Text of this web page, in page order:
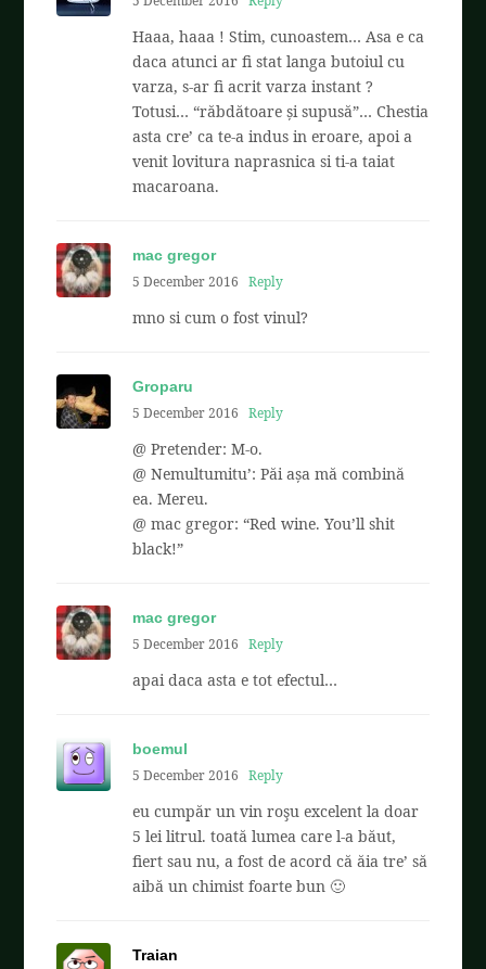
Haaa, haaa ! Stim, cunoastem… Asa e ca
daca atunci ar fi stat langa butoiul cu
varza, s-ar fi acrit varza instant ?
Totusi… “răbdătoare și supusă”… Chestia
asta cre’ ca te-a indus in eroare, apoi a
venit lovitura naprasnica si ti-a taiat
macaroana.
mac gregor
5 December 2016
Reply
mno si cum o fost vinul?
Groparu
5 December 2016
Reply
@ Pretender: M-o.
@ Nemultumitu’: Păi așa mă combină
ea. Mereu.
@ mac gregor: “Red wine. You’ll shit
black!”
mac gregor
5 December 2016
Reply
apai daca asta e tot efectul…
boemul
5 December 2016
Reply
eu cumpăr un vin roşu excelent la doar
5 lei litrul. toată lumea care l-a băut,
fiert sau nu, a fost de acord că ăia tre’ să
aibă un chimist foarte bun 🙂
Traian